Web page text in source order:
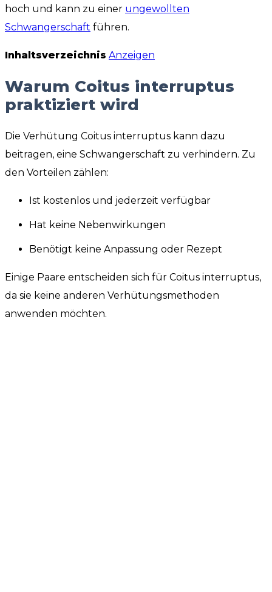
hoch und kann zu einer ungewollten
Schwangerschaft führen.
Inhaltsverzeichnis Anzeigen
Warum Coitus interruptus
praktiziert wird
Die Verhütung Coitus interruptus kann dazu
beitragen, eine Schwangerschaft zu verhindern. Zu
den Vorteilen zählen:
Ist kostenlos und jederzeit verfügbar
Hat keine Nebenwirkungen
Benötigt keine Anpassung oder Rezept
Einige Paare entscheiden sich für Coitus interruptus,
da sie keine anderen Verhütungsmethoden
anwenden möchten.